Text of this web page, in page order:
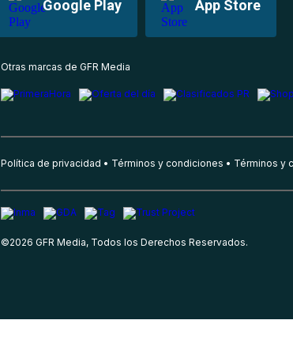
Google Play App Store
Otras marcas de GFR Media
Política de privacidad Términos y condiciones Términos y
©2026 GFR Media, Todos los Derechos Reservados.